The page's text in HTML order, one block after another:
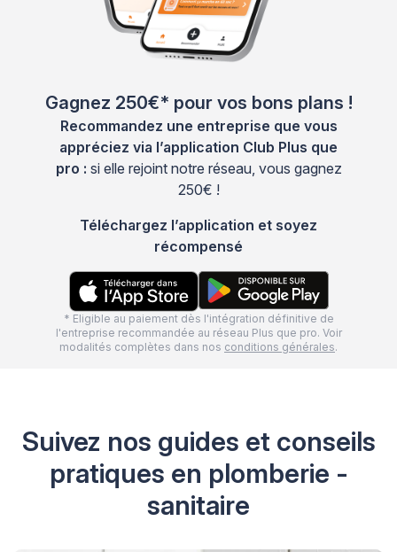
Gagnez 250€* pour vos bons plans !
Recommandez une entreprise que vous
appréciez via l’application Club Plus que
pro : si elle rejoint notre réseau, vous gagnez
250€ !
Téléchargez l’application et soyez
récompensé
* Eligible au paiement dès l'intégration définitive de
l'entreprise recommandée au réseau Plus que pro. Voir
modalités complètes dans nos conditions générales.
Suivez nos guides et conseils
pratiques en plomberie -
sanitaire